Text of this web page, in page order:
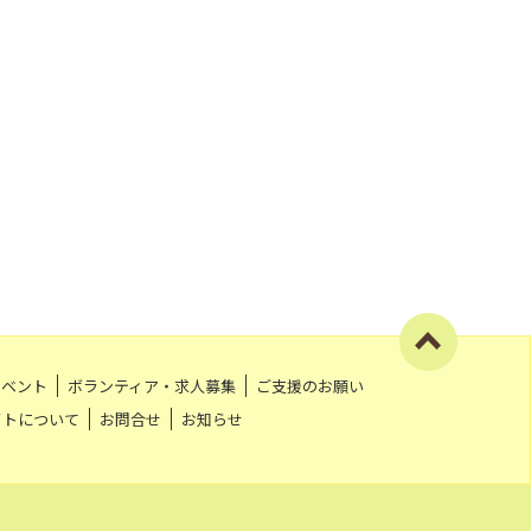
ント ボランティア・求人募集
ご支援のお願い
について
お問合せ お知らせ